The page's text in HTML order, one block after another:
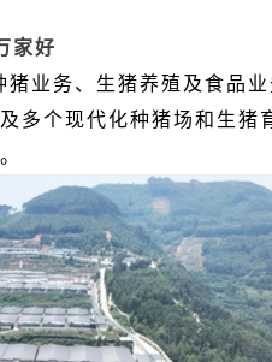
家好
务、生猪养殖及食品业
多个现代化种猪场和生